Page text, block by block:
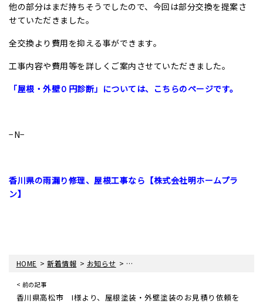
他の部分はまだ持ちそうでしたので、今回は部分交換を提案さ
せていただきました。
全交換より費用を抑える事ができます。
工事内容や費用等を詳しくご案内させていただきました。
「屋根・外壁０円診断」については、こちらのページです。
−N−
香川県の雨漏り修理、屋根工事なら【株式会社明ホームプラ
ン】
HOME >新着情報 > お知らせ > 香川県丸亀市 O様邸にて、雨樋交換の
< 前の記事
香川県高松市 I様より、屋根塗装・外壁塗装のお見積り依頼を